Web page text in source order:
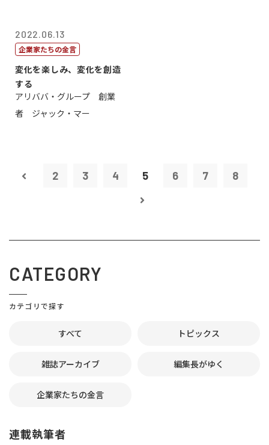
2022.06.13
企業家たちの金言
変化を楽しみ、変化を創造
する
アリババ・グループ 創業
者 ジャック・マー
2 3 4 5 6 7 8
CATEGORY
カテゴリで探す
すべて トピックス
雑誌アーカイブ 編集長がゆく
企業家たちの金言
連載執筆者